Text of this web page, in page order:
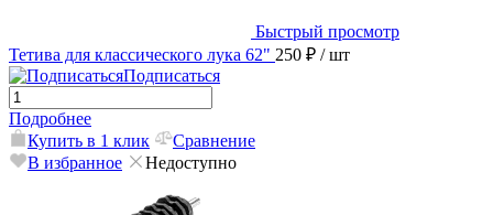
Быстрый просмотр
Тетива для классического лука 62" 250 ₽ / шт
Подписаться
Подробнее
Купить в 1 клик
Сравнение
В избранное
Недоступно